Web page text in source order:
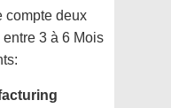
compte deux
3 à 6 Mois